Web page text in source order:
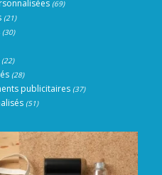
(69)
(21)
(30)
(22)
(28)
publicitaires (37)
(51)